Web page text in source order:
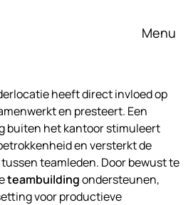
Menu
heeft direct invloed op
en presteert. Een
buiten het kantoor stimuleert
en versterkt de
teamleden. Door bewust te
teambuildingondersteunen,
voor productieve